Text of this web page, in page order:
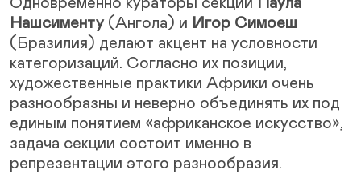
Одновременно кураторы секции Паула
Нашсименту(Ангола) и Игор Симоеш
(Бразилия) делают акцент на условности
категоризаций. Согласно их позиции,
художественные практики Африки очень
разнообразны и неверно объединять их под
единым понятием «африканское искусство»,
задача секции состоит именно в
репрезентации этого разнообразия.